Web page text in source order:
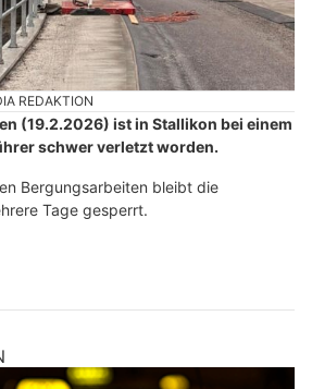
REDAKTION
(19.2.2026) ist in Stallikon bei einem
schwer verletzt worden.
Bergungsarbeiten bleibt die
Tage gesperrt.